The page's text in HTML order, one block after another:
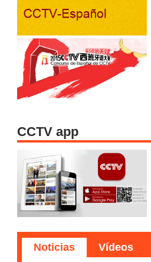
CCTV app
Noticias Vídeos